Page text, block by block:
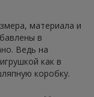
материала и
в
Ведь на
как в
коробку.